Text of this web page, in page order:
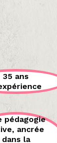
35 ans
pédagogie
ancrée
dans la